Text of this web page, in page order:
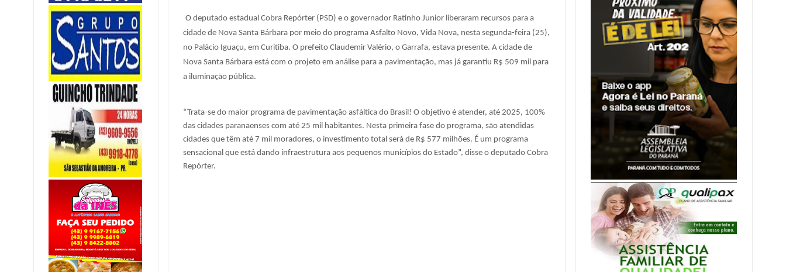
O deputado estadual Cobra Repórter (PSD) e o governador Ratinho Junior liberaram recursos para a
cidade de Nova Santa Bárbara por meio do programa Asfalto Novo, Vida Nova, nesta segunda-feira (25),
no Palácio Iguaçu, em Curitiba. O prefeito Claudemir Valério, o Garrafa, estava presente. A cidade de
Nova Santa Bárbara está com o projeto em análise para a pavimentação, mas já garantiu R$ 509 mil para
a iluminação pública.
“Trata-se do maior programa de pavimentação asfáltica do Brasil! O objetivo é atender, até 2025, 100%
das cidades paranaenses com até 25 mil habitantes. Nesta primeira fase do programa, são atendidas
cidades que têm até 7 mil moradores, o investimento total será de R$ 577 milhões. É um programa
sensacional que está dando infraestrutura aos pequenos municípios do Estado”, disse o deputado Cobra
Repórter.